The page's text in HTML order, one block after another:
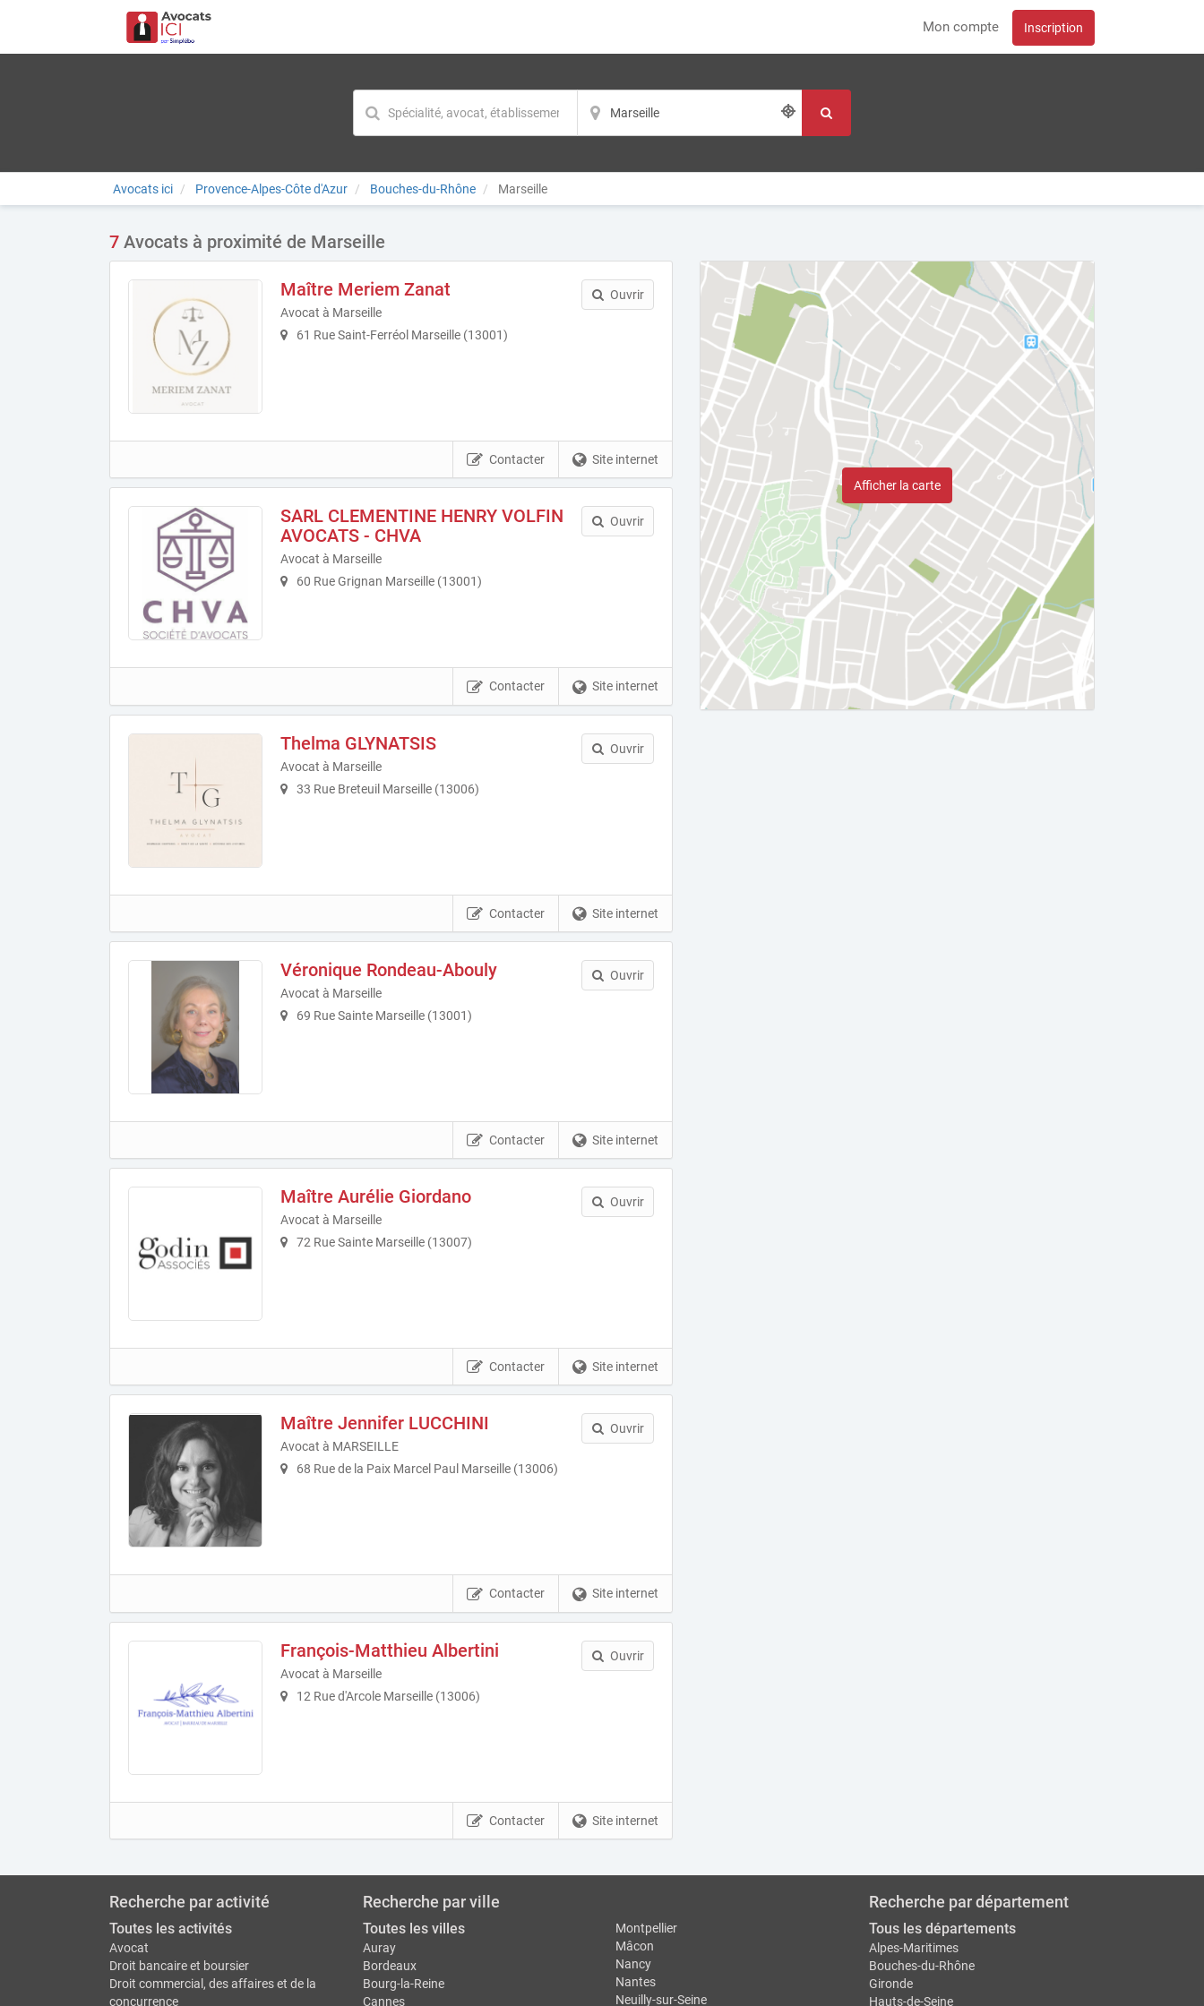
Mon compte Inscription
Avocats ici Provence-Alpes-Côte d'Azur Bouches-du-Rhône Marseille
7 Avocats à proximité de Marseille
Maître Meriem Zanat
Avocat à Marseille
61 Rue Saint-Ferréol Marseille (13001)
Ouvrir
Site internet
Contacter
SARL CLEMENTINE HENRY VOLFIN
AVOCATS - CHVA
Avocat à Marseille
60 Rue Grignan Marseille (13001)
Ouvrir
Site internet
Contacter
Thelma GLYNATSIS
Avocat à Marseille
33 Rue Breteuil Marseille (13006)
Ouvrir
Site internet
Contacter
Véronique Rondeau-Abouly
Avocat à Marseille
69 Rue Sainte Marseille (13001)
Ouvrir
Site internet
Contacter
Maître Aurélie Giordano
Avocat à Marseille
72 Rue Sainte Marseille (13007)
Ouvrir
Site internet
Contacter
Maître Jennifer LUCCHINI
Avocat à MARSEILLE
68 Rue de la Paix Marcel Paul Marseille (13006)
Ouvrir
Site internet
Contacter
François-Matthieu Albertini
Avocat à Marseille
12 Rue d'Arcole Marseille (13006)
Ouvrir
Site internet
Contacter
Afficher la carte
Recherche par activité
Toutes les activités
Avocat
Droit bancaire et boursier
Droit commercial, des affaires et de la
concurrence
Recherche par ville
Toutes les villes
Auray
Bordeaux
Bourg-la-Reine
Cannes
Montpellier
Mâcon
Nancy
Nantes
Neuilly-sur-Seine
Recherche par département
Tous les départements
Alpes-Maritimes
Bouches-du-Rhône
Gironde
Hauts-de-Seine